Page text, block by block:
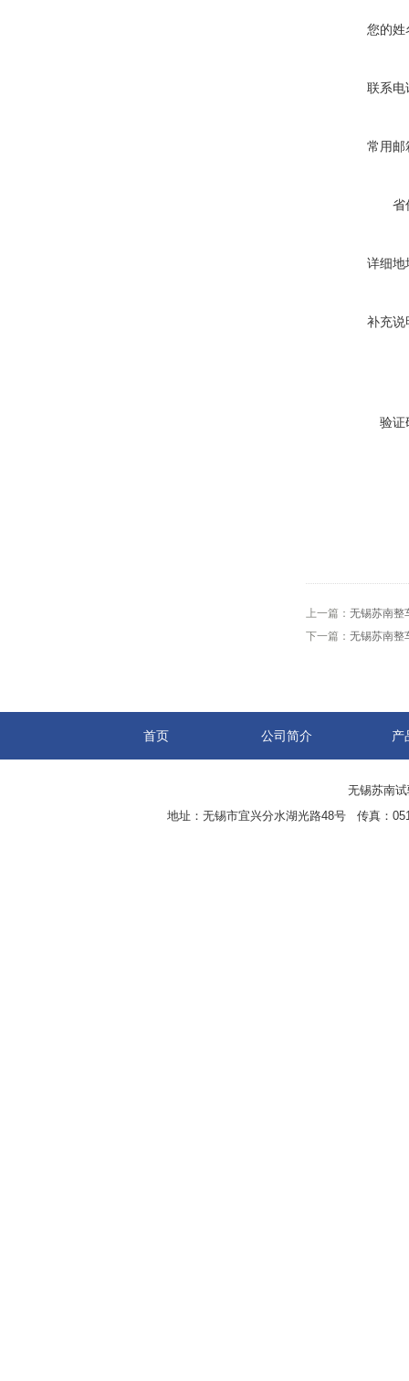
您的姓
联系电
常用邮
省
详细地
补充说
验证
上一篇： 无锡苏南整
下一篇： 无锡苏南整
首页 公司简介 产
无锡苏南
地址：无锡市宜兴分水湖光路48号 传真：